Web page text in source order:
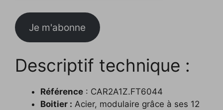
Je m'abonne
Descriptif technique :
Référence : CAR2A1Z.FT6044
Boitier : Acier, modulaire grâce à ses 12